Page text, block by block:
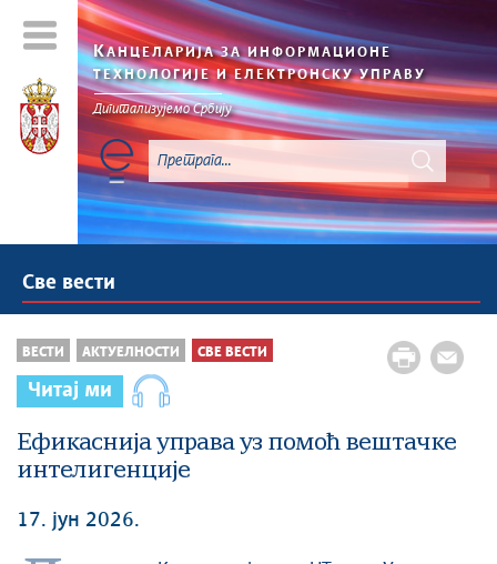
КАНЦЕЛАРИЈА ЗА ИНФОРМАЦИОНЕ
ТЕХНОЛОГИЈЕ И ЕЛЕКТРОНСКУ УПРАВУ
Дигитализујемо Србију
Све вести
ВЕСТИ АКТУЕЛНОСТИ СВЕ ВЕСТИ
Читај ми
Ефикаснија управа уз помоћ вештачке
интелигенције
17. јун 2026.